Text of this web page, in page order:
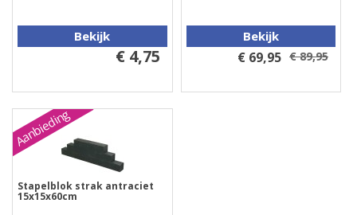
Bekijk
€ 4,75
Bekijk
€ 69,95 € 89,95
Aanbieding
Stapelblok strak antraciet
15x15x60cm